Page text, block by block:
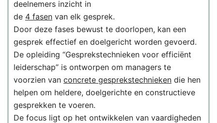
deelnemers inzicht in
de 4 fasen van elk gesprek.
Door deze fases bewust te doorlopen, kan een
gesprek effectief en doelgericht worden gevoerd.
De opleiding “Gesprekstechnieken voor efficiënt
leiderschap” is ontworpen om managers te
voorzien van concrete gesprekstechnieken die hen
helpen om heldere, doelgerichte en constructieve
gesprekken te voeren.
De focus ligt op het ontwikkelen van vaardigheden